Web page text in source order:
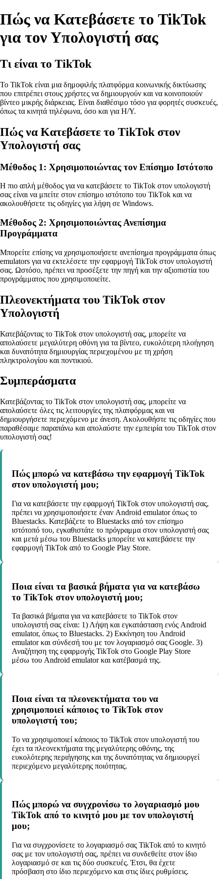
Πώς να Κατεβάσετε το TikTok
για τον Υπολογιστή σας
Τι είναι το TikTok
Το TikTok είναι μια δημοφιλής πλατφόρμα κοινωνικής δικτύωσης
που επιτρέπει στους χρήστες να δημιουργούν και να κοινοποιούν
βίντεο μικρής διάρκειας. Είναι διαθέσιμο τόσο για φορητές συσκευές,
όπως τα κινητά τηλέφωνα, όσο και για Η/Υ.
Πώς να Κατεβάσετε το TikTok στον
Υπολογιστή σας
Μέθοδος 1: Χρησιμοποιώντας τον Επίσημο Ιστότοπο
Η πιο απλή μέθοδος για να κατεβάσετε το TikTok στον υπολογιστή
σας είναι να μπείτε στον επίσημο ιστότοπο του TikTok και να
ακολουθήσετε τις οδηγίες για λήψη σε Windows.
Μέθοδος 2: Χρησιμοποιώντας Ανεπίσημα
Προγράμματα
Μπορείτε επίσης να χρησιμοποιήσετε ανεπίσημα προγράμματα όπως
emulators για να εκτελέσετε την εφαρμογή TikTok στον υπολογιστή
σας. Ωστόσο, πρέπει να προσέξετε την πηγή και την αξιοπιστία του
προγράμματος που χρησιμοποιείτε.
Πλεονεκτήματα του TikTok στον
Υπολογιστή
Κατεβάζοντας το TikTok στον υπολογιστή σας, μπορείτε να
απολαύσετε μεγαλύτερη οθόνη για τα βίντεο, ευκολότερη πλοήγηση
και δυνατότητα δημιουργίας περιεχομένου με τη χρήση
πληκτρολογίου και ποντικιού.
Συμπεράσματα
Κατεβάζοντας το TikTok στον υπολογιστή σας, μπορείτε να
απολαύσετε όλες τις λειτουργίες της πλατφόρμας και να
δημιουργήσετε περιεχόμενο με άνεση. Ακολουθήστε τις οδηγίες που
παραθέσαμε παραπάνω και απολαύστε την εμπειρία του TikTok στον
υπολογιστή σας!
Πώς μπορώ να κατεβάσω την εφαρμογή TikTok
στον υπολογιστή μου;
Για να κατεβάσετε την εφαρμογή TikTok στον υπολογιστή σας,
πρέπει να χρησιμοποιήσετε έναν Android emulator όπως το
Bluestacks. Κατεβάζετε το Bluestacks από τον επίσημο
ιστότοπό του, εγκαθιστάτε το πρόγραμμα στον υπολογιστή σας
και μετά μέσω του Bluestacks μπορείτε να κατεβάσετε την
εφαρμογή TikTok από το Google Play Store.
Ποια είναι τα βασικά βήματα για να κατεβάσω
το TikTok στον υπολογιστή μου;
Τα βασικά βήματα για να κατεβάσετε το TikTok στον
υπολογιστή σας είναι: 1) Λήψη και εγκατάσταση ενός Android
emulator, όπως το Bluestacks. 2) Εκκίνηση του Android
emulator και σύνδεσή του με τον λογαριασμό σας Google. 3)
Αναζήτηση της εφαρμογής TikTok στο Google Play Store
μέσω του Android emulator και κατέβασμά της.
Ποια είναι τα πλεονεκτήματα του να
χρησιμοποιεί κάποιος το TikTok στον
υπολογιστή του;
Το να χρησιμοποιεί κάποιος το TikTok στον υπολογιστή του
έχει τα πλεονεκτήματα της μεγαλύτερης οθόνης, της
ευκολότερης περιήγησης και της δυνατότητας να δημιουργεί
περιεχόμενο μεγαλύτερης ποιότητας.
Πώς μπορώ να συγχρονίσω το λογαριασμό μου
TikTok από το κινητό μου με τον υπολογιστή
μου;
Για να συγχρονίσετε το λογαριασμό σας TikTok από το κινητό
σας με τον υπολογιστή σας, πρέπει να συνδεθείτε στον ίδιο
λογαριασμό σε και τις δύο συσκευές. Έτσι, θα έχετε
πρόσβαση στο ίδιο περιεχόμενο και στις ίδιες ρυθμίσεις.